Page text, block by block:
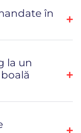
în
la un